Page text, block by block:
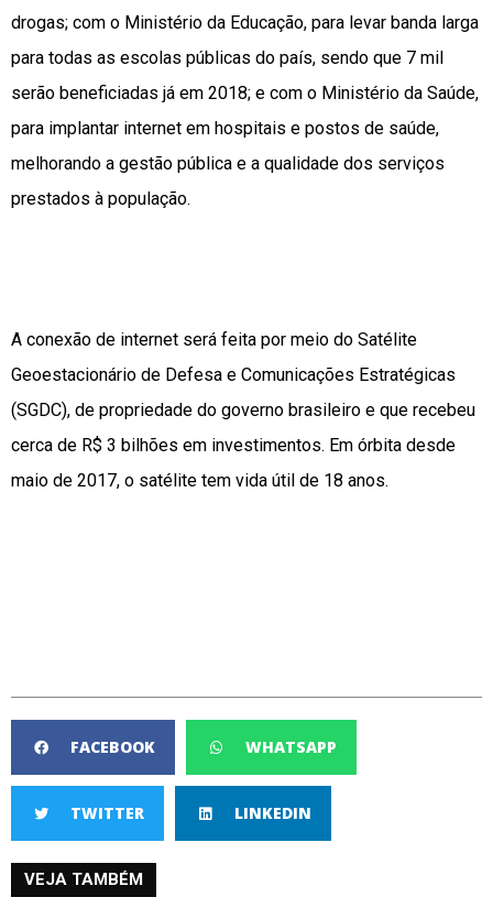
drogas; com o Ministério da Educação, para levar banda larga
para todas as escolas públicas do país, sendo que 7 mil
serão beneficiadas já em 2018; e com o Ministério da Saúde,
para implantar internet em hospitais e postos de saúde,
melhorando a gestão pública e a qualidade dos serviços
prestados à população.
A conexão de internet será feita por meio do Satélite
Geoestacionário de Defesa e Comunicações Estratégicas
(SGDC), de propriedade do governo brasileiro e que recebeu
cerca de R$ 3 bilhões em investimentos. Em órbita desde
maio de 2017, o satélite tem vida útil de 18 anos.
FACEBOOK WHATSAPP
TWITTER LINKEDIN
VEJA TAMBÉM